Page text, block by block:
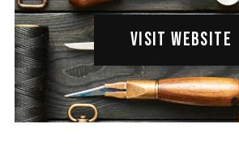
VISIT WEBSITE